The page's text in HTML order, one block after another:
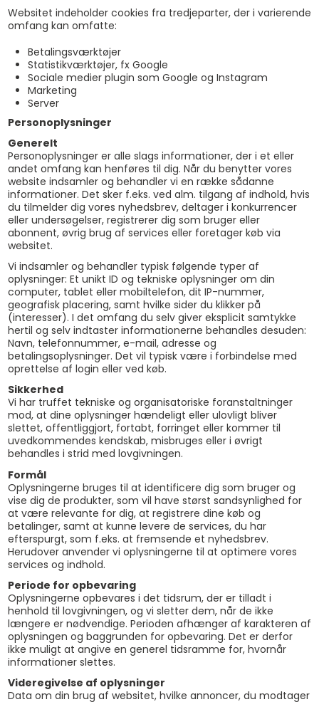
Websitet indeholder cookies fra tredjeparter, der i varierende
omfang kan omfatte:
Betalingsværktøjer
Statistikværktøjer, fx Google
Sociale medier plugin som Google og Instagram
Marketing
Server
Personoplysninger
Generelt
Personoplysninger er alle slags informationer, der i et eller
andet omfang kan henføres til dig. Når du benytter vores
website indsamler og behandler vi en række sådanne
informationer. Det sker f.eks. ved alm. tilgang af indhold, hvis
du tilmelder dig vores nyhedsbrev, deltager i konkurrencer
eller undersøgelser, registrerer dig som bruger eller
abonnent, øvrig brug af services eller foretager køb via
websitet.
Vi indsamler og behandler typisk følgende typer af
oplysninger: Et unikt ID og tekniske oplysninger om din
computer, tablet eller mobiltelefon, dit IP-nummer,
geografisk placering, samt hvilke sider du klikker på
(interesser). I det omfang du selv giver eksplicit samtykke
hertil og selv indtaster informationerne behandles desuden:
Navn, telefonnummer, e-mail, adresse og
betalingsoplysninger. Det vil typisk være i forbindelse med
oprettelse af login eller ved køb.
Sikkerhed
Vi har truffet tekniske og organisatoriske foranstaltninger
mod, at dine oplysninger hændeligt eller ulovligt bliver
slettet, offentliggjort, fortabt, forringet eller kommer til
uvedkommendes kendskab, misbruges eller i øvrigt
behandles i strid med lovgivningen.
Formål
Oplysningerne bruges til at identificere dig som bruger og
vise dig de produkter, som vil have størst sandsynlighed for
at være relevante for dig, at registrere dine køb og
betalinger, samt at kunne levere de services, du har
efterspurgt, som f.eks. at fremsende et nyhedsbrev.
Herudover anvender vi oplysningerne til at optimere vores
services og indhold.
Periode for opbevaring
Oplysningerne opbevares i det tidsrum, der er tilladt i
henhold til lovgivningen, og vi sletter dem, når de ikke
længere er nødvendige. Perioden afhænger af karakteren af
oplysningen og baggrunden for opbevaring. Det er derfor
ikke muligt at angive en generel tidsramme for, hvornår
informationer slettes.
Videregivelse af oplysninger
Data om din brug af websitet, hvilke annoncer, du modtager